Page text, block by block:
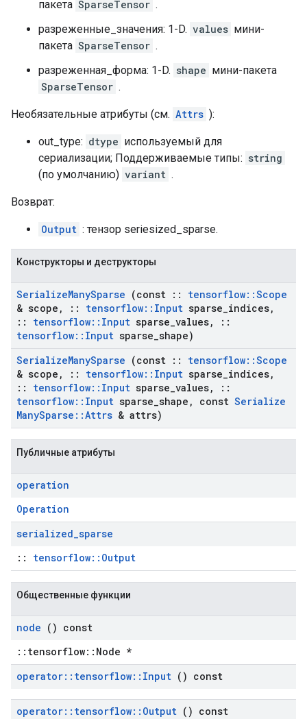
пакета SparseTensor .
разреженные_значения: 1-D. values мини-
пакета SparseTensor .
разреженная_форма: 1-D. shape мини-пакета
SparseTensor .
Необязательные атрибуты (см. Attrs ):
out_type: dtype используемый для
сериализации; Поддерживаемые типы: string
(по умолчанию) variant .
Возврат:
Output : тензор seriesized_sparse.
Конструкторы и деструкторы
SerializeManySparse (const :: tensorflow::Scope
& scope , :: tensorflow:: Input sparse indices,
::
tensorflow:: Input sparse values,
::
tensorflow:: Input sparse shape)
SerializeManySparse (const :: tensorflow::Scope
& scope , :: tensorflow:: Input sparse indices,
::
tensorflow:: Input sparse values,
::
tensorflow:: Input sparse shape , const Serialize
ManySparse ::Attrs & attrs)
Публичные атрибуты
operation
Operation
serialized_sparse
:: tensorflow::Output
Общественные функции
node () const
::tensorflow::Node *
operator:: tensorflow:: Input () const
operator:: tensorflow:: Output () const